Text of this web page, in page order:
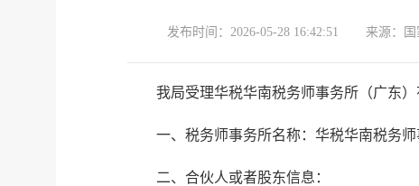
发布时间： 2026-05-28 16:42:51 来源：
我局受理华税华南税务师事务所（广东
一、税务师事务所名称：华税华南税务师
二、合伙人或者股东信息：